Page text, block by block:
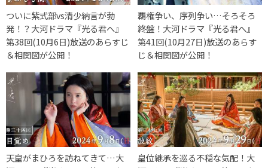
ついに紫式部vs清少納言が勃
発！？大河ドラマ『光る君へ』
第38回(10月6日)放送のあらすじ
＆相関図が公開！
覇権争い、序列争い…そろそろ
終盤！大河ドラマ『光る君へ』
第41回(10月27日)放送のあらす
じ＆相関図が公開！
天皇がまひろを訪ねてきて…大
皇位継承を巡る不穏な気配！大